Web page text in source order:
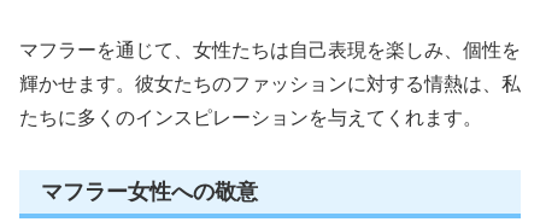
マフラーを通じて、女性たちは自己表現を楽しみ、個性を
輝かせます。彼女たちのファッションに対する情熱は、私
たちに多くのインスピレーションを与えてくれます。
マフラー女性への敬意